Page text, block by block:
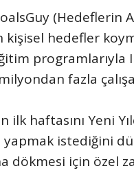
(Hedeflerin
kişisel hedefler
programlarıyla
fazla
ilk haftasını Yeni
yapmak istediğini
dökmesi için özel